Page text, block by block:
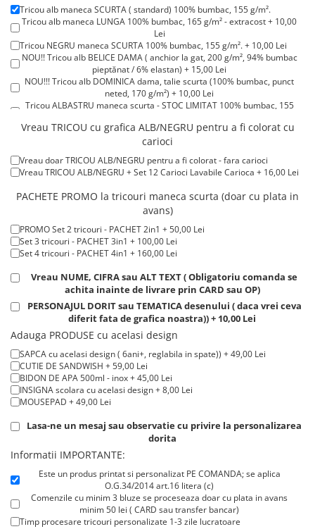
Incaltaminte
Seturi elegante femei
Umbrele
Pijamale de copii
Pijamale BIG SIZE femei
Cadouri ocazii speciale
Tricouri de craciun
Tricouri de cuplu Valentine's Day
Valentine's Day
Cadouri pentru Bunici
Cadouri pentru Nasi si Fini
Cadouri pentru Mama
Cadouri pentru profesori sau absolventi
Cadouri de Paște
Cadouri Traditionale Romanesti
Cadouri pentru CUPLU El & Ea
Cadouri Iubitori de animale
Cadouri GRAVIDE
Cadouri pentru sportivi
Cadouri Colegi, sefi sau angajati
Cadouri pentru Doctori
Cadouri pentru Sfânta Maria
Martisoare
Tricou alb maneca SCURTA ( standard) 100% bumbac, 155 g/m².
Tricou alb maneca LUNGA 100% bumbac, 165 g/m² - extracost + 10,00
Lei
Tricou NEGRU maneca SCURTA 100% bumbac, 155 g/m². + 10,00 Lei
NOU!! Tricou alb BELICE DAMA ( anchior la gat, 200 g/m², 94% bumbac
pieptănat / 6% elastan) + 15,00 Lei
NOU!!! Tricou alb DOMINICA dama, talie scurta (100% bumbac, punct
neted, 170 g/m²) + 10,00 Lei
Tricou ALBASTRU maneca scurta - STOC LIMITAT 100% bumbac, 155
Tricou ROSU maneca scurta 100% bumbac, 155 g/m². + 15,00 Lei
Tricou POLO alb maneca SCURTA 200-220 g/m² - marimi COPII + 15,00
Tricou POLO alb maneca LUNGA 200-220 g/m² marimi COPII + 20,00
Lei
- extracost + 20,00 Lei
Vreau TRICOU cu grafica ALB/NEGRU pentru a fi colorat cu
carioci
Vreau doar TRICOU ALB/NEGRU pentru a fi colorat - fara carioci
Vreau TRICOU ALB/NEGRU + Set 12 Carioci Lavabile Carioca + 16,00 Lei
PACHETE PROMO la tricouri maneca scurta (doar cu plata in
avans)
PROMO Set 2 tricouri - PACHET 2in1 + 50,00 Lei
Set 3 tricouri - PACHET 3in1 + 100,00 Lei
Set 4 tricouri - PACHET 4in1 + 160,00 Lei
Vreau NUME, CIFRA sau ALT TEXT ( Obligatoriu comanda se
achita inainte de livrare prin CARD sau OP)
PERSONAJUL DORIT sau TEMATICA desenului ( daca vrei ceva
diferit fata de grafica noastra)) + 10,00 Lei
Adauga PRODUSE cu acelasi design
SAPCA cu acelasi design ( 6ani+, reglabila in spate)) + 49,00 Lei
CUTIE DE SANDWISH + 59,00 Lei
BIDON DE APA 500ml - inox + 45,00 Lei
INSIGNA scolara cu acelasi design + 8,00 Lei
MOUSEPAD + 49,00 Lei
Lasa-ne un mesaj sau observatie cu privire la personalizarea
dorita
Informatii IMPORTANTE:
Este un produs printat si personalizat PE COMANDA; se aplica
O.G.34/2014 art.16 litera (c)
Comenzile cu minim 3 bluze se proceseaza doar cu plata in avans
minim 50 lei ( CARD sau transfer bancar)
Timp procesare tricouri personalizate 1-3 zile lucratoare